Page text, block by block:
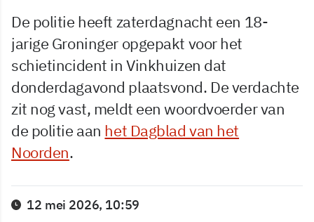
De politie heeft zaterdagnacht een 18-
jarige Groninger opgepakt voor het
schietincident in Vinkhuizen dat
donderdagavond plaatsvond. De verdachte
zit nog vast, meldt een woordvoerder van
de politie aan het Dagblad van het
Noorden.
12 mei 2026, 10:59